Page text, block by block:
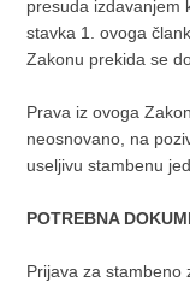
presuda izdavanjem
stavka 1. ovoga
Zakonu prekida se
Prava iz ovoga
neosnovano, na
useljivu stambenu
POTREBNA
Prijava za stambeno